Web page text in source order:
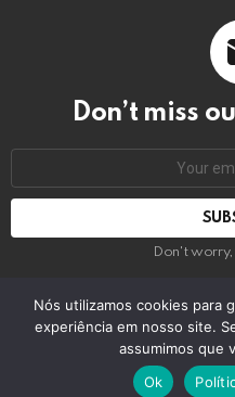
Don’t miss
Don't
© 2026 by bring the
Contact us
Nós utilizamos cookies para
experiência em nosso site.
assumimos que
Ok